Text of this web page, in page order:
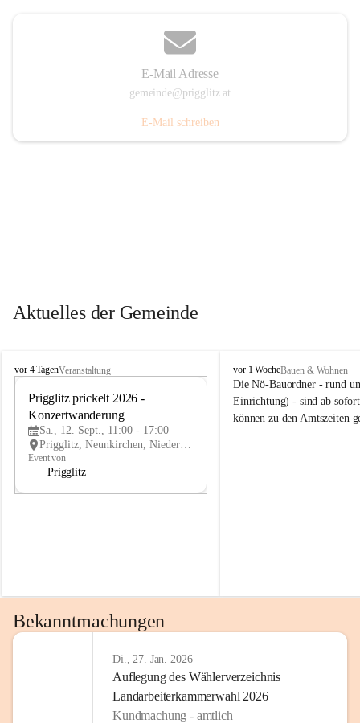
E-Mail Adresse
gemeinde@prigglitz.at
E-Mail schreiben
Aktuelles der Gemeinde
P
vor 4 TagenVeranstaltung
Prigglitz prickelt 2026 -
Konzertwanderung
Sa., 12. Sept., 11:00 - 17:00
Prigglitz, Neunkirchen, Niederösterreich, AUT
Event von
Prigglitz
P
r
i
g
vor 1 WocheBauen & Wohnen
Die Nö-Bauordner - rund
Einrichtung) - sind ab
können zu den Amtszeiten
Bekanntmachungen
Di., 27. Jan. 2026
Auflegung des Wählerverzeichnis
Landarbeiterkammerwahl 2026
Kundmachung - amtlich